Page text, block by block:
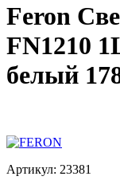
Feron
FN1210
белый
Артикул: 23381